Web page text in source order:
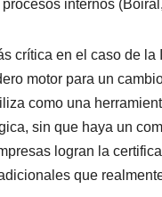
internos
crítica en el caso de
motor para un
como una
sin que haya un
logran la
que